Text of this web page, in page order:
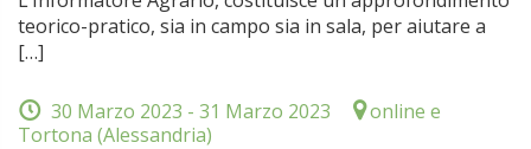
teorico-pratico, sia in campo sia in sala, per aiutare a
[…]
30 Marzo 2023 - 31 Marzo 2023
online e
Tortona (Alessandria)